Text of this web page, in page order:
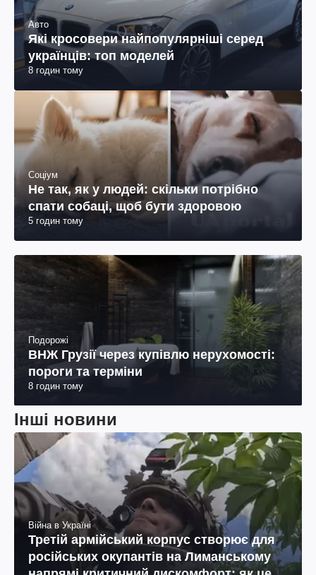
Авто
Які кросовери найпопулярніші серед
українців: топ моделей
8 годин тому
Соціум
Не так, як у людей: скільки потрібно
спати собаці, щоб бути здоровою
5 годин тому
Подорожі
ВНЖ Грузії через купівлю нерухомості:
пороги та терміни
8 годин тому
Інші новини
Війна в Україні
Третій армійський корпус створює для
російських окупантів на Лиманському